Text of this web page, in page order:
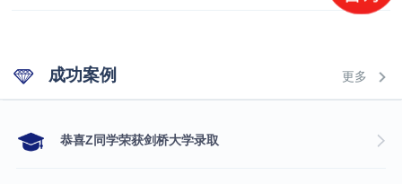
成功案例 更多
​恭喜Z同学荣获剑桥大学录取